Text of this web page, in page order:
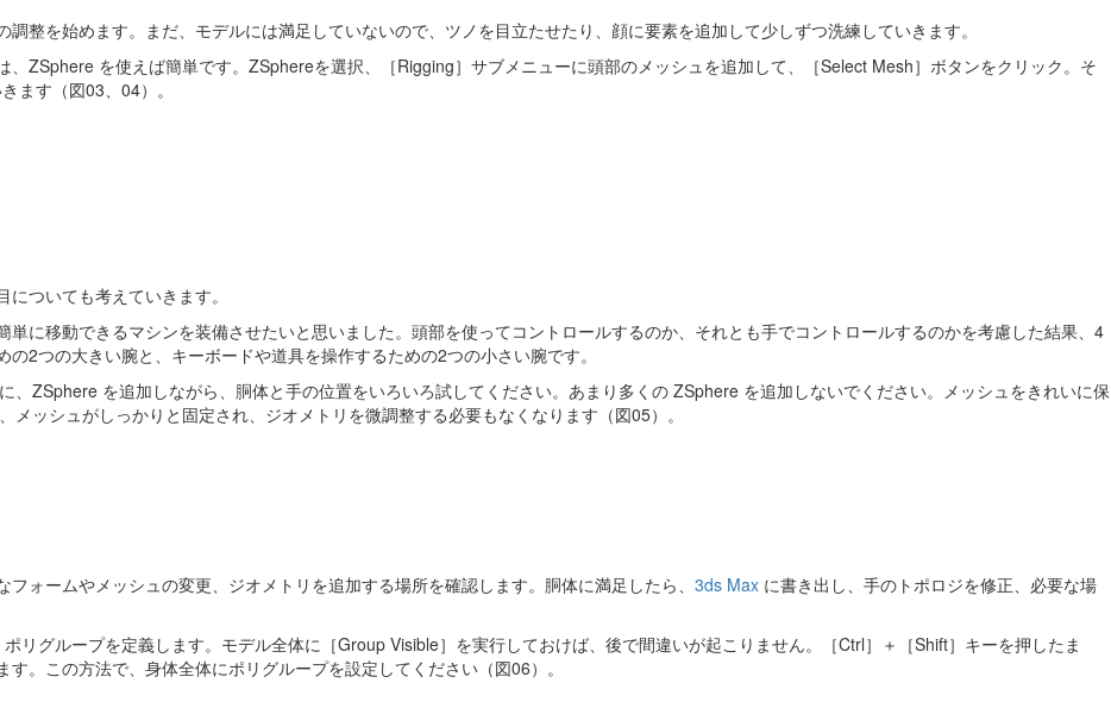
整を始めます。まだ、モデルには満足していないので、ツノを目立たせたり、顔に要素を追加して少しずつ洗練していきます。
ZSphere を使えば簡単です。ZSphereを選択、［Rigging］サブメニューに頭部のメッシュを追加して、［Select Mesh］ボタンをクリック。そ
ます（図03、04）。
ついても考えていきます。
に移動できるマシンを装備させたいと思いました。頭部を使ってコントロールするのか、それとも手でコントロールするのかを考慮した結果、4
2つの大きい腕と、キーボードや道具を操作するための2つの小さい腕です。
、ZSphere を追加しながら、胴体と手の位置をいろいろ試してください。あまり多くの ZSphere を追加しないでください。メッシュをきれいに保
ッシュがしっかりと固定され、ジオメトリを微調整する必要もなくなります（図05）。
ォームやメッシュの変更、ジオメトリを追加する場所を確認します。胴体に満足したら、 3ds Max に書き出し、手のトポロジを修正、必要な場
リグループを定義します。モデル全体に［Group Visible］を実行しておけば、後で間違いが起こりません。［Ctrl］＋［Shift］キーを押したま
。この方法で、身体全体にポリグループを設定してください（図06）。